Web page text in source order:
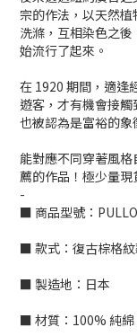
宗的作法，以天然
洗滌，互相染色之
始流行了起來。
在 1920 期間，適逢
遊客，才有機會接
也被認為是富裕的象
能對應不同穿著風
薦的作品！極少量現
-
■ 商品型號：
■ 款式：復古棕格
■ 製造地：日本
■ 材質：100% 純綿